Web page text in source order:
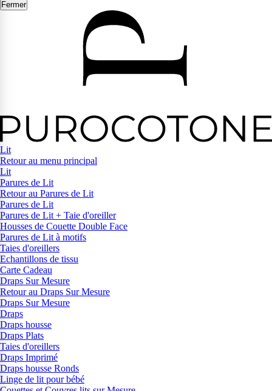
Fermer
Lit
Retour au menu principal
Lit
Parures de Lit
Retour au Parures de Lit
Parures de Lit
Parures de Lit + Taie d'oreiller
Housses de Couette Double Face
Parures de Lit à motifs
Taies d'oreillers
Echantillons de tissu
Carte Cadeau
Draps Sur Mesure
Retour au Draps Sur Mesure
Draps Sur Mesure
Draps
Draps housse
Draps Plats
Taies d'oreillers
Draps Imprimé
Draps housse Ronds
Linge de lit pour bébé